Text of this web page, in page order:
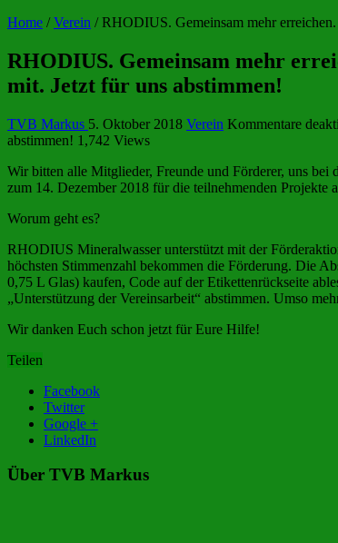
Home / Verein / RHODIUS. Gemeinsam mehr
RHODIUS. Gemeinsam mehr
mit. Jetzt für uns abstimmen!
TVB Markus 5. Oktober 2018 Verein Kommentare
abstimmen! 1,742 Views
Wir bitten alle Mitglieder, Freunde und Förderer, uns
zum 14. Dezember 2018 für die teilnehmenden Projekte
Worum geht es?
RHODIUS Mineralwasser unterstützt mit der
höchsten Stimmenzahl bekommen die Förderung. Die
0,75 L Glas) kaufen, Code auf der Etikettenrückseite
„Unterstützung der Vereinsarbeit“ abstimmen. Umso
Wir danken Euch schon jetzt für Eure Hilfe!
Teilen
Facebook
Twitter
Google +
LinkedIn
Über TVB Markus